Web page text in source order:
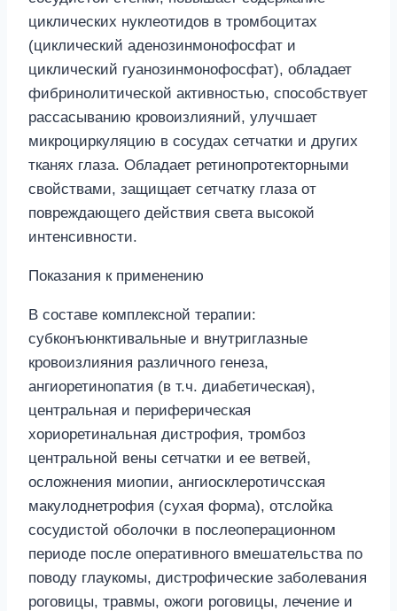
циклических нуклеотидов в тромбоцитах
(циклический аденозинмонофосфат и
циклический гуанозинмонофосфат), обладает
фибринолитической активностью, способствует
рассасыванию кровоизлияний, улучшает
микроциркуляцию в сосудах сетчатки и других
тканях глаза. Обладает ретинопротекторными
свойствами, защищает сетчатку глаза от
повреждающего действия света высокой
интенсивности.
Показания к применению
В составе комплексной терапии:
субконъюнктивальные и внутриглазные
кровоизлияния различного генеза,
ангиоретинопатия (в т.ч. диабетическая),
центральная и периферическая
хориоретинальная дистрофия, тромбоз
центральной вены сетчатки и ее ветвей,
осложнения миопии, ангиосклеротичсская
макулоднетрофия (сухая форма), отслойка
сосудистой оболочки в послеоперационном
периоде после оперативного вмешательства по
поводу глаукомы, дистрофические заболевания
роговицы, травмы, ожоги роговицы, лечение и